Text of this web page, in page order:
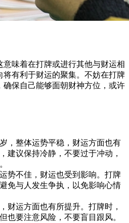
意味着在打牌或进行其他与财运相
将有利于财运的聚集。不妨在打牌
保自己能够面朝财神方位，或许
，整体运势平稳，财运方面也有
建议保持冷静，不要过于冲动，
势不佳，财运也受到影响。打牌
免与人发生争执，以免影响心情
财运方面也有所提升。打牌时，
也要注意风险，不要盲目跟风。